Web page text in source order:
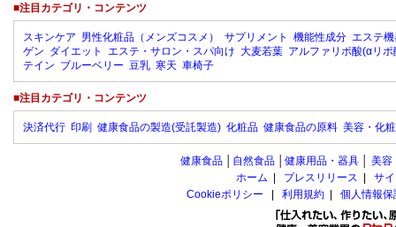
■注目カテゴリ・コンテンツ
スキンケア 男性化粧品（メンズコスメ） サプリメント 機能性成分 エステ
ゲン ダイエット エステ・サロン・スパ向け 大麦若葉 アルファリポ酸(αリポ
テイン ブルーベリー 豆乳 寒天 車椅子
■注目カテゴリ・コンテンツ
決済代行 印刷 健康食品の製造(受託製造) 化粧品 健康食品の原料 美容・化
健康食品 自然食品 健康用品・器具 美容
ホーム
プレスリリース
サ
Cookieポリシー
利用規約 個人情報